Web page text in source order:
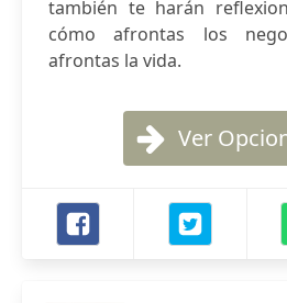
también te harán
cómo afrontas los
afrontas la vida.
Ver